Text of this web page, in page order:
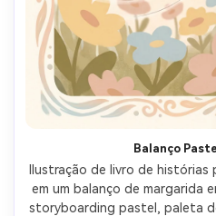
Balanço
Ilustração de livro de
em um balanço de margarida
storyboarding pastel, paleta